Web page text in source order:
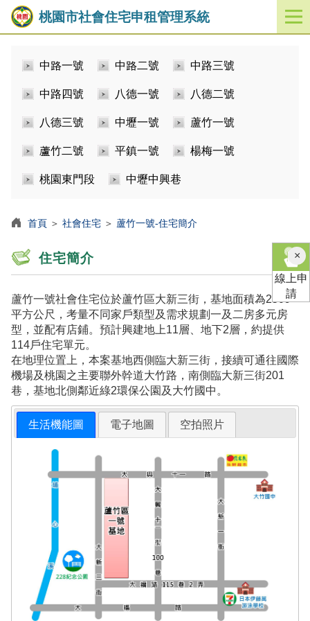
桃園市社會住宅申租管理系統
開
啟
中路一號 中路二號 中路三號
中路四號 八德一號 八德二號
八德三號 中壢一號 蘆竹一號
蘆竹二號 平鎮一號 楊梅一號
桃園東門段 中壢中興巷
首頁 ＞ 社會住宅 ＞ 蘆竹一號-住宅簡介
住宅簡介
蘆竹一號社會住宅位於蘆竹區大新三街，基地面積為2509
平方公尺，考量不同家戶類型及需求規劃一及二房多元房
型，並配有店鋪。預計興建地上11層、地下2層，約提供
114戶住宅單元。
在地理位置上，本案基地西側臨大新三街，接續可通往國際
機場及桃園之主要聯外幹道大竹路，南側臨大新三街201
巷，基地北側鄰近綠2環保公園及大竹國中。
生活機能圖 電子地圖 空拍照片
×關
閉
線上申
請